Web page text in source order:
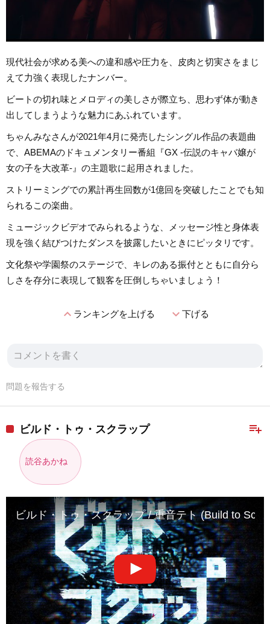
現代社会が求める美への違和感や圧力を、皮肉と切実さをまじ
えて力強く表現したナンバー。
ビートの切れ味とメロディの美しさが際立ち、思わず体が動き
出してしまうような魅力にあふれています。
ちゃんみなさんが2021年4月に発売したシングル作品の表題曲
で、ABEMAのドキュメンタリー番組『GX -伝説のキャバ嬢が
女の子を大改革-』の主題歌に起用されました。
ストリーミングでの累計再生回数が1億回を突破したことでも知
られるこの楽曲。
ミュージックビデオでみられるような、メッセージ性と身体表
現を強く結びつけたダンスを披露したいときにピッタリです。
文化祭や学園祭のステージで、キレのある振付とともに自分ら
しさを存分に表現して観客を圧倒しちゃいましょう！
expand_lessランキングを上げる expand_more下げる
問題を報告する
playlist_add
ビルド・トゥ・スクラップ
読谷あかね
ビルド・トゥ・スクラップ / 重音テト (Build to